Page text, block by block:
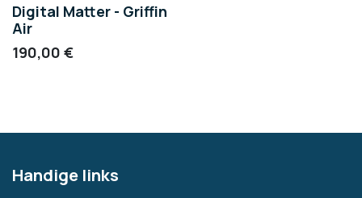
gebouwen, magazijnen of
parkeergarages.
Digital Matter - Griffin
Air
190,00 €
Handige links